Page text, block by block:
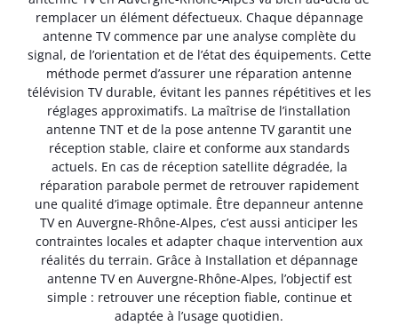
remplacer un élément défectueux. Chaque dépannage
antenne TV commence par une analyse complète du
signal, de l’orientation et de l’état des équipements. Cette
méthode permet d’assurer une réparation antenne
télévision TV durable, évitant les pannes répétitives et les
réglages approximatifs. La maîtrise de l’installation
antenne TNT et de la pose antenne TV garantit une
réception stable, claire et conforme aux standards
actuels. En cas de réception satellite dégradée, la
réparation parabole permet de retrouver rapidement
une qualité d’image optimale. Être depanneur antenne
TV en Auvergne-Rhône-Alpes, c’est aussi anticiper les
contraintes locales et adapter chaque intervention aux
réalités du terrain. Grâce à Installation et dépannage
antenne TV en Auvergne-Rhône-Alpes, l’objectif est
simple : retrouver une réception fiable, continue et
adaptée à l’usage quotidien.